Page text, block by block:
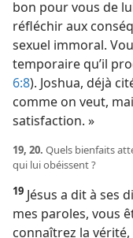
bon pour vous de
réfléchir aux
sexuel immoral.
temporaire qu’il
6:8). Joshua, déjà
comme on veut,
satisfaction. »
19, 20. Quels bienfaits
qui lui obéissent ?
19 Jésus a dit à ses
mes paroles, vous
connaîtrez la